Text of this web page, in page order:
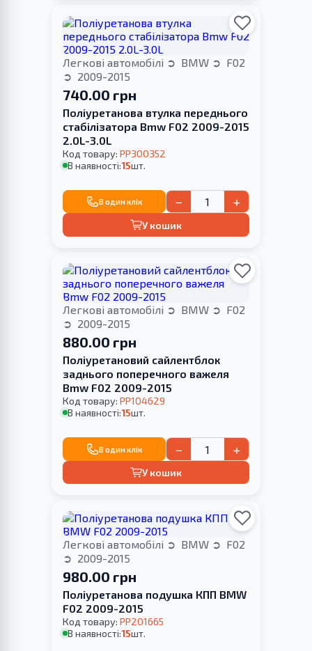
Легкові автомобілі BMW
F02
2009-2015
740.00 грн
Поліуретанова втулка переднього
стабілізатора Bmw F02 2009-2015
2.0L-3.0L
Код товару: PP300352
В наявності:15шт.
В один клік − +
У кошик
Легкові автомобілі BMW
F02
2009-2015
880.00 грн
Поліуретановий сайлентблок
заднього поперечного важеля
Bmw F02 2009-2015
Код товару: PP104629
В наявності:15шт.
В один клік − +
У кошик
Легкові автомобілі BMW
F02
2009-2015
980.00 грн
Поліуретанова подушка КПП BMW
F02 2009-2015
Код товару: PP201665
В наявності:15шт.